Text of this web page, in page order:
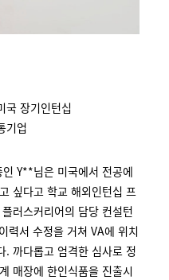
국 장기인턴십
기업
Y**님은 미국에서 전공에
싶다고 학교 해외인턴십 프
러스커리어의 담당 컨설턴
력서 수정을 거쳐 VA에 위치
. 까다롭고 엄격한 심사로 정
매장에 한인식품을 진출시